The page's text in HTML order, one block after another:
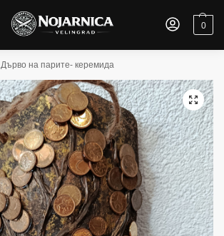
0
Дърво на парите- керемида